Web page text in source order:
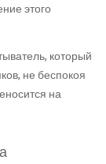
этого
который
не беспокоя
на